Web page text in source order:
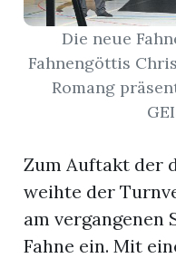
Die neue
Fahnengöttis
Romang
Zum Auftakt der
weihte der
am vergangenen
Fahne ein. Mit